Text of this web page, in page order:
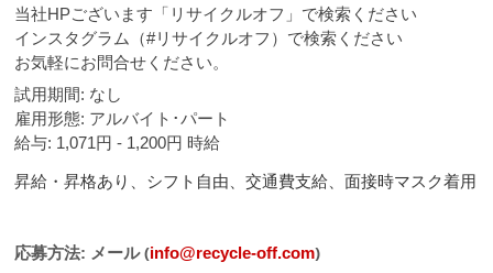
当社HPございます「リサイクルオフ」で検索ください
インスタグラム（#リサイクルオフ）で検索ください
お気軽にお問合せください。
試用期間: なし
雇用形態: アルバイト･パート
給与: 1,071円 - 1,200円 時給
昇給・昇格あり、シフト自由、交通費支給、面接時マスク着用
応募方法: メール (info@recycle-off.com)